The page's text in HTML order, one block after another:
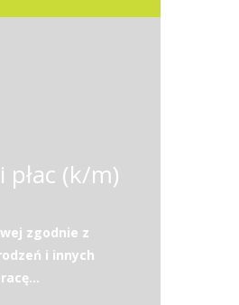
(k/m)
zgodnie z
i innych